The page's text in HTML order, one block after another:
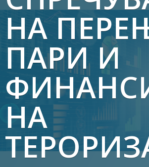
ЖИВОТ
МОЗАИК
НА
ПАРИ И
НА